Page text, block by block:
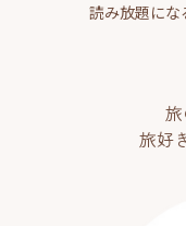
読み放題にな
旅
旅好